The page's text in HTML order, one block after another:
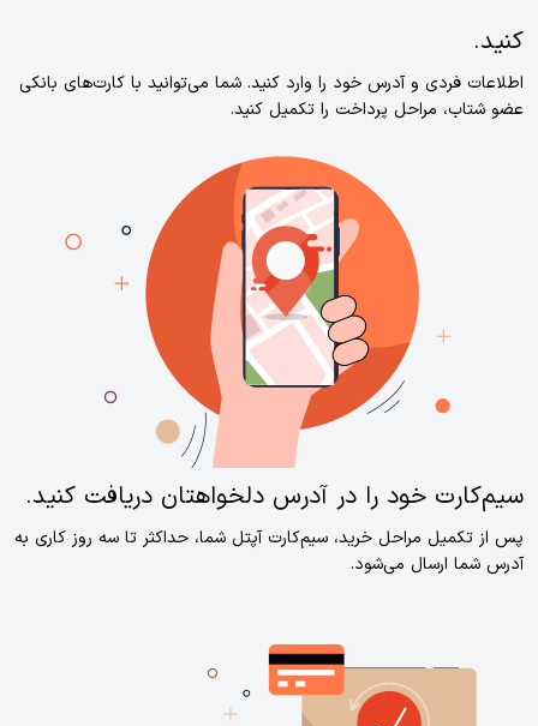
کنید.
اطلاعات فردی و آدرس خود را وارد کنید. شما می‌توانید با کارت‌های بانکی
عضو شتاب، مراحل پرداخت را تکمیل کنید.
سیم‌کارت خود را در آدرس دلخواهتان دریافت کنید.
پس از تکمیل مراحل خرید، سیم‌کارت آ‌‌پتل شما، حداکثر تا سه روز کاری به
آدرس شما ارسال می‌شود.